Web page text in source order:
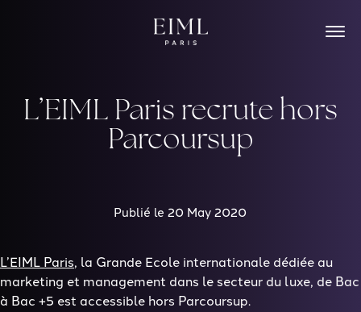
L’EIML Paris recrute hors
Parcoursup
Publié le 20 May 2020
L’EIML Paris, la Grande Ecole internationale dédiée au
marketing et management dans le secteur du luxe, de Bac
à Bac +5 est accessible hors Parcoursup.